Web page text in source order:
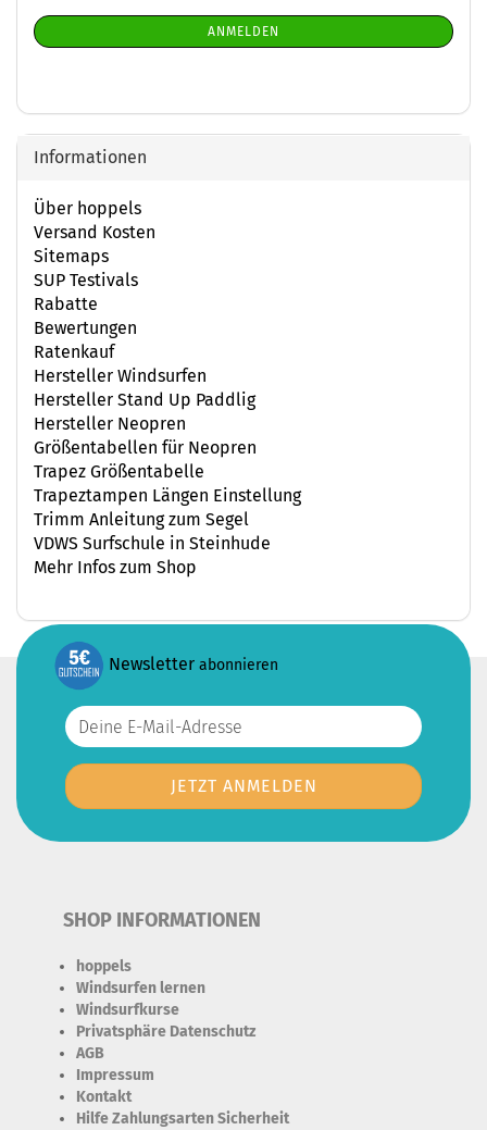
NEWSLETTER-
ANMELDUNG
ANMELDEN
Informationen
Über hoppels
Versand Kosten
Sitemaps
SUP Testivals
Rabatte
Bewertungen
Ratenkauf
Hersteller Windsurfen
Hersteller Stand Up Paddlig
Hersteller Neopren
Größentabellen für Neopren
Trapez Größentabelle
Trapeztampen Längen Einstellung
Trimm Anleitung zum Segel
VDWS Surfschule in Steinhude
Mehr Infos zum Shop
Newsletter abonnieren
SHOP INFORMATIONEN
hoppels
Windsurfen lernen
Windsurfkurse
Privatsphäre Datenschutz
AGB
Impressum
Kontakt
Hilfe Zahlungsarten Sicherheit